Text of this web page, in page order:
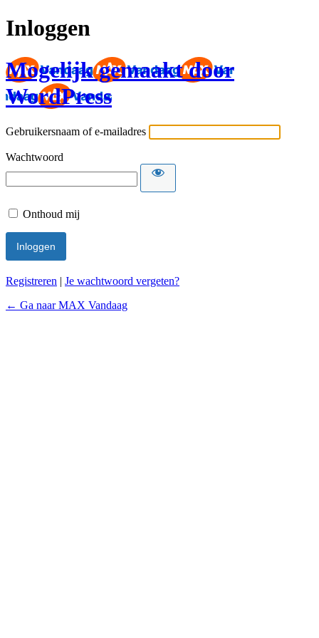
Inloggen
Mogelijk gemaakt door
WordPress
Gebruikersnaam of e-mailadres
Wachtwoord
Onthoud mij
Registreren | Je wachtwoord vergeten?
← Ga naar MAX Vandaag